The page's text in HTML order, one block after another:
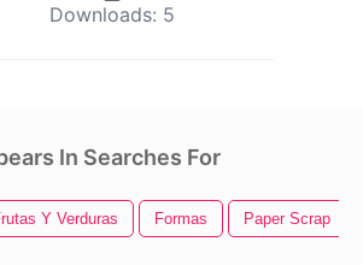
Downloads: 5
In Searches For
Y Verduras Formas Paper Scrap